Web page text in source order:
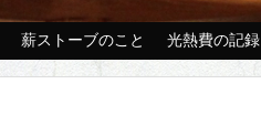
薪ストーブのこと 光熱費の記録